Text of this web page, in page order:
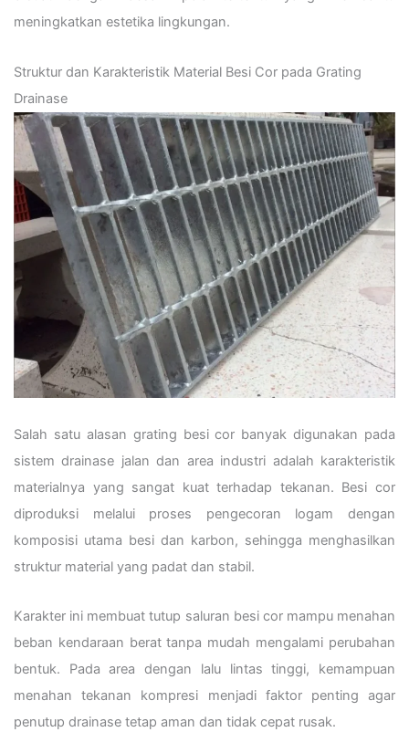
meningkatkan estetika lingkungan.
Struktur dan Karakteristik Material Besi Cor pada Grating
Drainase
Salah satu alasan grating besi cor banyak digunakan pada
sistem drainase jalan dan area industri adalah karakteristik
materialnya yang sangat kuat terhadap tekanan. Besi cor
diproduksi melalui proses pengecoran logam dengan
komposisi utama besi dan karbon, sehingga menghasilkan
struktur material yang padat dan stabil.
Karakter ini membuat tutup saluran besi cor mampu menahan
beban kendaraan berat tanpa mudah mengalami perubahan
bentuk. Pada area dengan lalu lintas tinggi, kemampuan
menahan tekanan kompresi menjadi faktor penting agar
penutup drainase tetap aman dan tidak cepat rusak.